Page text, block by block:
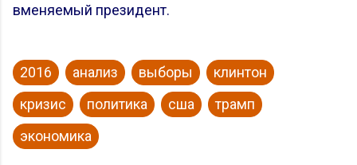
вменяемый президент.
2016 анализ выборы
клинтон
кризис
политика сша
трамп
экономика